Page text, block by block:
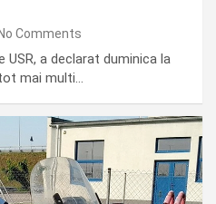
No Comments
USR, a declarat duminica la
mai multi…